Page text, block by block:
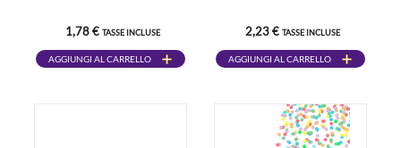
1,78 € TASSE INCLUSE
AGGIUNGI AL CARRELLO
2,23 € TASSE INCLUSE
AGGIUNGI AL CARRELLO